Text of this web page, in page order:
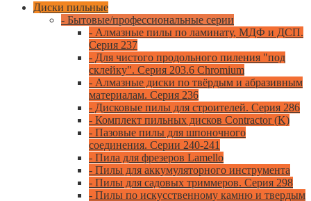
Диски пильные
- Бытовые/профессиональные серии
- Алмазные пилы по ламинату, МДФ и ДСП.
Серия 237
- Для чистого продольного пиления "под
склейку". Серия 203.6 Chromium
- Алмазные диски по твёрдым и абразивным
материалам. Серия 236
- Дисковые пилы для строителей. Серия 286
- Комплект пильных дисков Contractor (K)
- Пазовые пилы для шпоночного
соединения. Серии 240-241
- Пила для фрезеров Lamello
- Пилы для аккумуляторного инструмента
- Пилы для садовых триммеров. Серия 298
- Пилы по искусственному камню и твердым